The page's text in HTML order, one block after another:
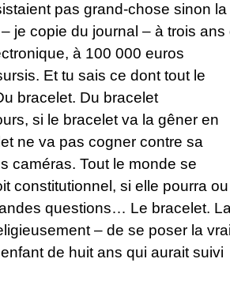
pas grand-chose sinon la
je copie du journal – à trois ans
à 100 000 euros
Et tu sais ce dont tout le
bracelet. Du bracelet
si le bracelet va la gêner en
ne va pas cogner contre sa
caméras. Tout le monde se
constitutionnel, si elle pourra ou
questions… Le bracelet.
– de se poser la
de huit ans qui aurait suivi